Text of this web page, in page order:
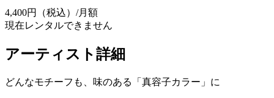
4,400円
（税込）/月額
現在レンタルできません
アーティスト詳細
どんなモチーフも、味のある「真容子カラー」に